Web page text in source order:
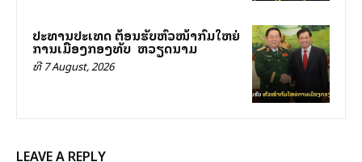
ປະທານປະເທດ ຕ້ອນຮັບຫົວໜ້າກົມໃຫຍ່
ການເມືອງກອງທັບ ສສ ຫວຽດນາມ
ທີ 7 August, 2026
LEAVE A REPLY